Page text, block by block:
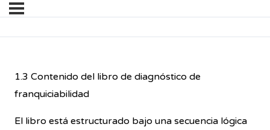
1.3 Contenido del libro de diagnóstico de
franquiciabilidad
El libro está estructurado bajo una secuencia lógica